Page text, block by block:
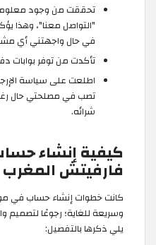
تحققت من وجود
"التواصل معنا"، وهذا
في حال واجهتني أي
تأكدت من توفر بوابات
اطلعت على سياسة
تصب في مصلحتي حال
شرائه.
كيفية إنشاء
فارفيتش المغرب
وسريعة للغاية؛ رجوعًا
يلي ذكرها بالتفصيل: